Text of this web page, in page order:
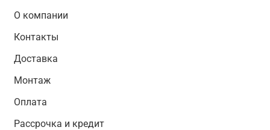
О компании
Контакты
Доставка
Монтаж
Оплата
Рассрочка и кредит